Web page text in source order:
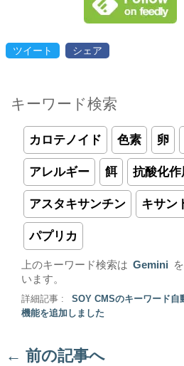
ツイート シェア
キーワード検索
カロテノイド 色素 卵
アレルギー 餌 抗酸化作
アスタキサンチン キサン
パプリカ
上のキーワード検索は Gemini
います。
詳細記事 :
SOY CMSのキーワード自
機能を追加しました
← 前の記事へ